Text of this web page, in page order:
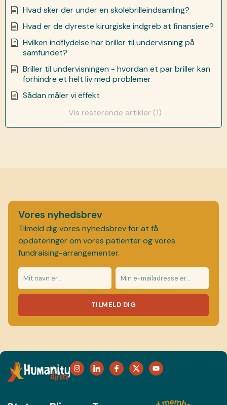
Hvad sker der under en skolebrilleindsamling?
Hvad er de dyreste kirurgiske indgreb at finansiere?
Hvilken indflydelse har briller til undervisning på
samfundet?
Briller til undervisningen - hvordan et par briller kan
forhindre et helt liv med problemer
Sådan måler vi effekt
Vis resterende artikler (1)
Vores nyhedsbrev
Tilmeld dig vores nyhedsbrev for at få
opdateringer om vores patienter og vores
fundraising-arrangementer.
TILMELD DIG